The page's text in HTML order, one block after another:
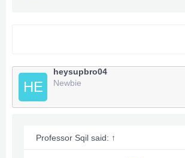
Money: 100,060,632
Anything wrong PM.
***Hidden content cannot be quoted.***
HE
heysupbro04
Newbie
Professor Sqil said: ↑